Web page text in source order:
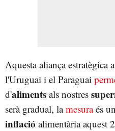
Aquesta aliança
l'Uruguai i el Paraguai
d'aliments als nostres
serà gradual, lamesuraés
inflació alimentària aquest